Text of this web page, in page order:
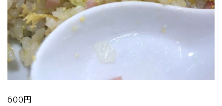
600円